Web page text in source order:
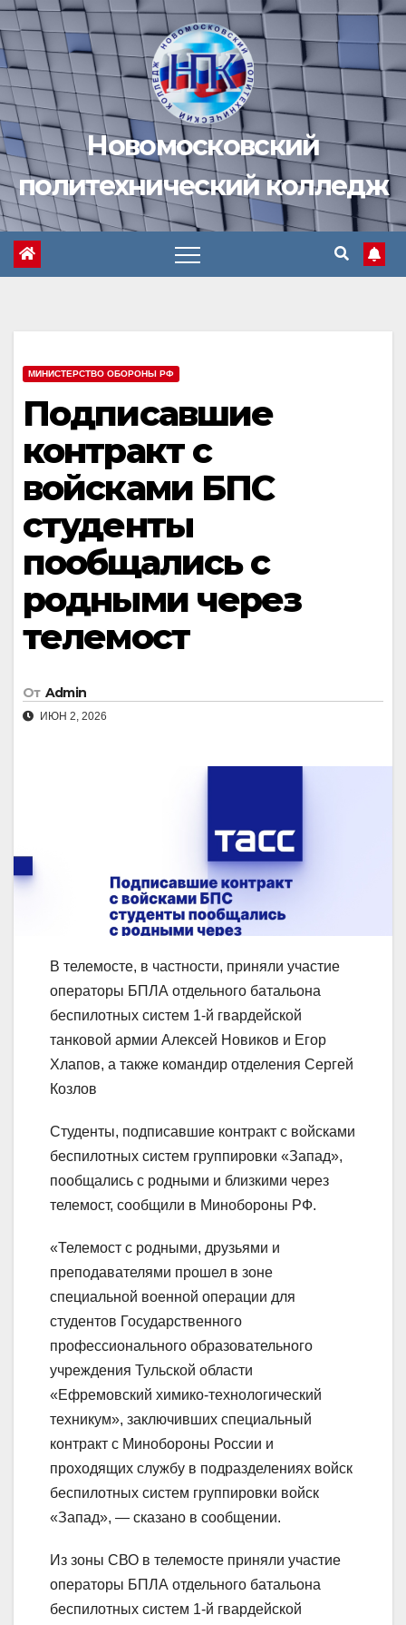
Перейти
к
содержимому
Новомосковский
политехнический колледж
МИНИСТЕРСТВО ОБОРОНЫ РФ
Подписавшие
контракт с
войсками БПС
студенты
пообщались с
родными через
телемост
От Admin
ИЮН 2, 2026
В телемосте, в частности, приняли участие
операторы БПЛА отдельного батальона
беспилотных систем 1-й гвардейской
танковой армии Алексей Новиков и Егор
Хлапов, а также командир отделения Сергей
Козлов
Студенты, подписавшие контракт с войсками
беспилотных систем группировки «Запад»,
пообщались с родными и близкими через
телемост, сообщили в Минобороны РФ.
«Телемост с родными, друзьями и
преподавателями прошел в зоне
специальной военной операции для
студентов Государственного
профессионального образовательного
учреждения Тульской области
«Ефремовский химико-технологический
техникум», заключивших специальный
контракт с Минобороны России и
проходящих службу в подразделениях войск
беспилотных систем группировки войск
«Запад», — сказано в сообщении.
Из зоны СВО в телемосте приняли участие
операторы БПЛА отдельного батальона
беспилотных систем 1-й гвардейской